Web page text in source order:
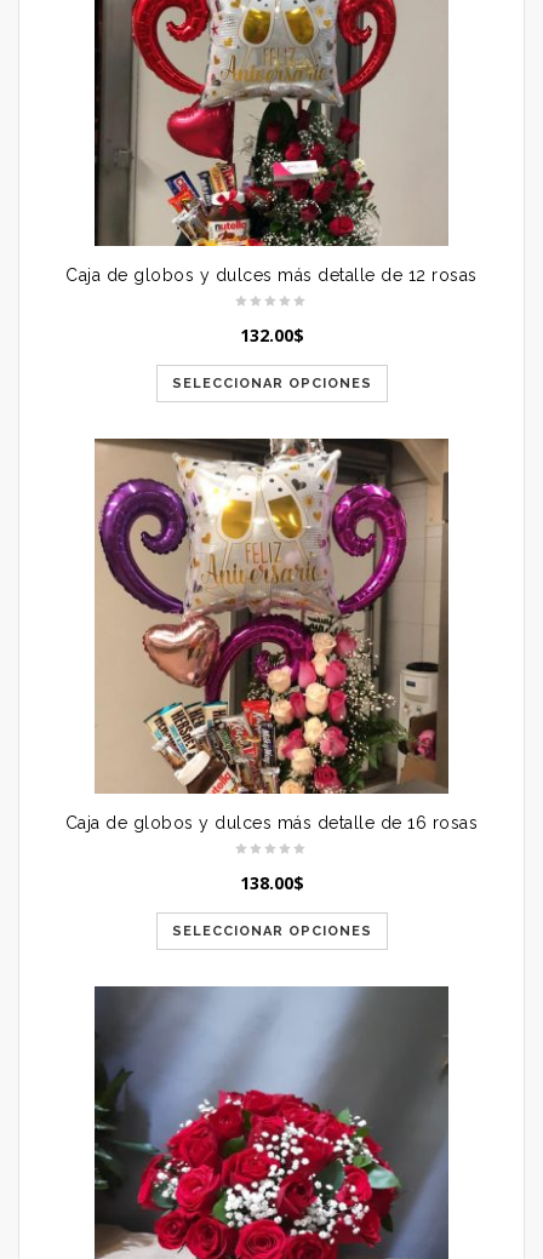
Caja de globos y dulces más detalle de 12 rosas
132.00$
SELECCIONAR OPCIONES
Caja de globos y dulces más detalle de 16 rosas
138.00$
SELECCIONAR OPCIONES